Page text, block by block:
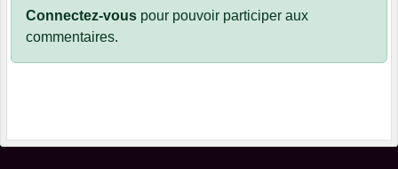
Connectez-vous pour pouvoir participer aux
commentaires.